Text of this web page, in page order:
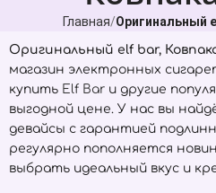
Главная Оригинальный
Оригинальный elf bar,
магазин электронных
купить Elf Bar и другие
выгодной цене. У нас вы
девайсы с гарантией
регулярно пополняется
выбрать идеальный вкус и